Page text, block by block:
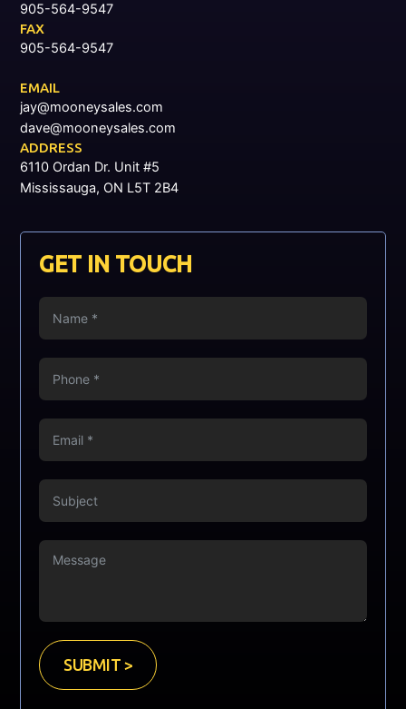
905-564-9547
FAX
905-564-9547
EMAIL
jay@mooneysales.com
dave@mooneysales.com
ADDRESS
6110 Ordan Dr. Unit #5
Mississauga, ON L5T 2B4
GET IN TOUCH
SUBMIT >